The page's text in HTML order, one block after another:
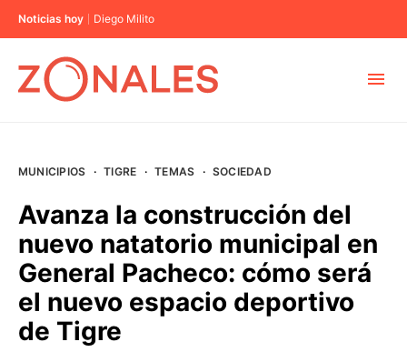
Noticias hoy Diego Milito
BUENOS AIRES
PROVINCIAS
MUNICIPIOS · TIGRE · TEMAS · SOCIEDAD
Avanza la construcción del
nuevo natatorio municipal en
General Pacheco: cómo será
el nuevo espacio deportivo
de Tigre